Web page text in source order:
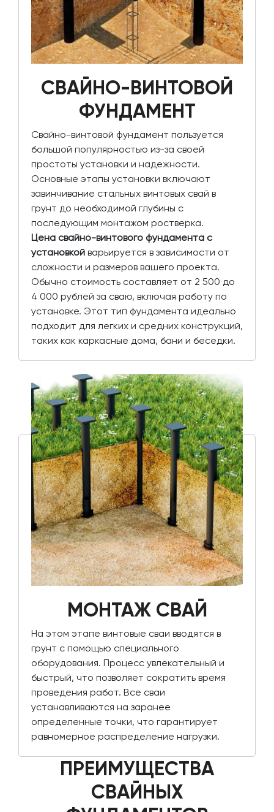
СВАЙНО-ВИНТОВОЙ
ФУНДАМЕНТ
Свайно-винтовой фундамент пользуется
большой популярностью из-за своей
простоты установки и надежности.
Основные этапы установки включают
завинчивание стальных винтовых свай в
грунт до необходимой глубины с
последующим монтажом ростверка.
Цена свайно-винтового фундамента с
установкой варьируется в зависимости от
сложности и размеров вашего проекта.
Обычно стоимость составляет от 2 500 до
4 000 рублей за сваю, включая работу по
установке. Этот тип фундамента идеально
подходит для легких и средних конструкций,
таких как каркасные дома, бани и беседки.
МОНТАЖ СВАЙ
На этом этапе винтовые сваи вводятся в
грунт с помощью специального
оборудования. Процесс увлекательный и
быстрый, что позволяет сократить время
проведения работ. Все сваи
устанавливаются на заранее
определенные точки, что гарантирует
равномерное распределение нагрузки.
ПРЕИМУЩЕСТВА
СВАЙНЫХ